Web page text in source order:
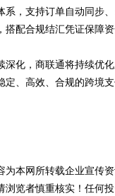
系，支持订单自动同步
搭配合规结汇凭证保障
深化，商联通将持续优
定、高效、合规的跨境
为本网所转载企业宣传
览者慎重核实！任何